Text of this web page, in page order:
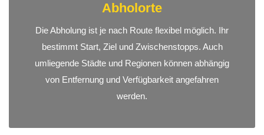
Abholorte
Die Abholung ist je nach Route flexibel möglich. Ihr
bestimmt Start, Ziel und Zwischenstopps. Auch
umliegende Städte und Regionen können abhängig
von Entfernung und Verfügbarkeit angefahren
werden.